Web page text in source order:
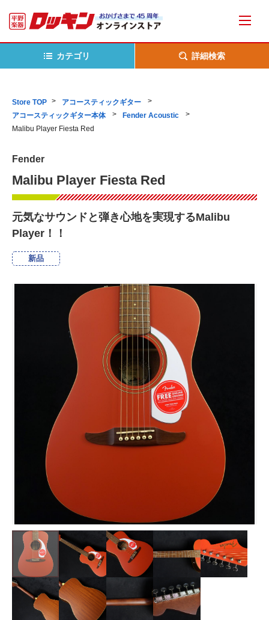
カテゴリ 詳細検索
Store TOP
アコースティックギター
アコースティックギター本体
Fender Acoustic
Malibu Player Fiesta Red
Fender
Malibu Player Fiesta Red
元気なサウンドと弾き心地を実現するMalibu
Player！！
新品